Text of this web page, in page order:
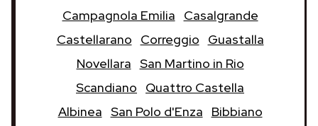
Campagnola Emilia
Casalgrande
Castellarano
Correggio
Guastalla
Novellara San Martino in Rio
Scandiano
Quattro Castella
Albinea San Polo d'Enza
Bibbiano